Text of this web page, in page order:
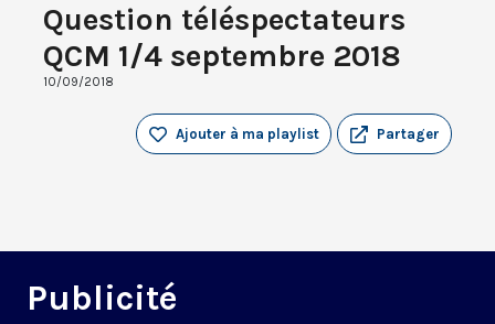
Question téléspectateurs
QCM 1/4 septembre 2018
10/09/2018
Partager
Ajouter à ma playlist
Publicité